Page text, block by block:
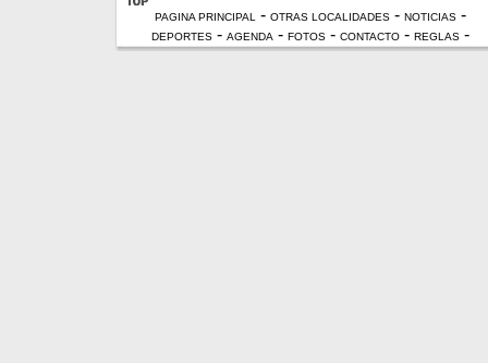
PAGINA PRINCIPAL - OTRAS LOCALIDADES - NOTICIAS -
DEPORTES - AGENDA - FOTOS - CONTACTO - REGLAS -